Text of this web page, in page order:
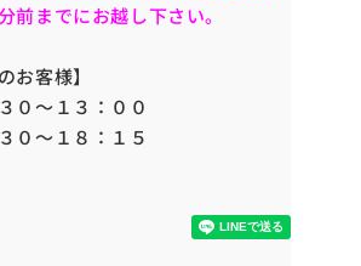
前までにお越し下さい。
お客様】
〜１３：００
〜１８：１５